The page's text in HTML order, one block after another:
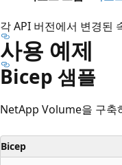
각 API 버전에서 변경된
사용 예제
Bicep 샘플
NetApp Volume을 구축
Bicep